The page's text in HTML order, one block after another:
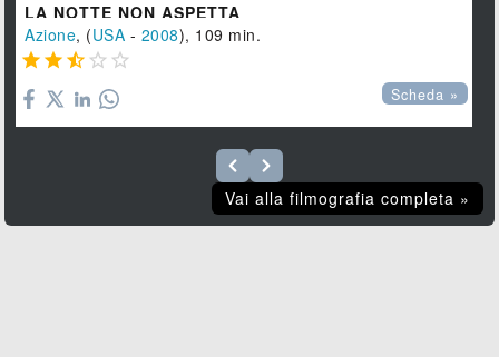
LA NOTTE NON ASPETTA
Azione, (USA - 2008), 109 min.
    
Scheda »
Vai alla filmografia completa »